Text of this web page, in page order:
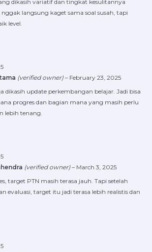
dikasih variatif dan tingkat kesulitannya
langsung kaget sama soal susah, tapi
level.
(verified owner) – February 23, 2025
dikasih update perkembangan belajar. Jadi bisa
progres dan bagian mana yang masih perlu
lebih tenang.
(verified owner) – March 3, 2025
target PTN masih terasa jauh. Tapi setelah
evaluasi, target itu jadi terasa lebih realistis dan